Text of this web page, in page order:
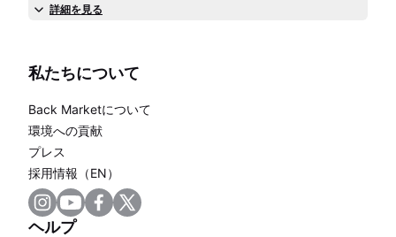
詳細を見る
私たちについて
Back Marketについて
環境への貢献
プレス
採用情報（EN）
ヘルプ